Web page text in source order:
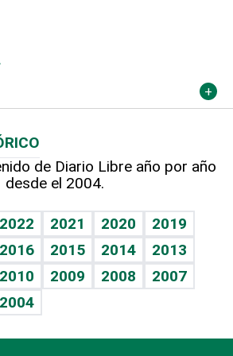
de Diario Libre año por año
desde el 2004.
2022 2021 2020
2019
2016 2015 2014
2013
2010 2009 2008
2007
2004